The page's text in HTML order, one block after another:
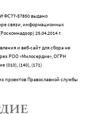
ФС77-57850 выдано
связи, информационных
25.04.2014 г.
и веб-сайт для сбора не
РОО «Милосердие», ОГРН
(010), (140), (171)
проектов Православной службы